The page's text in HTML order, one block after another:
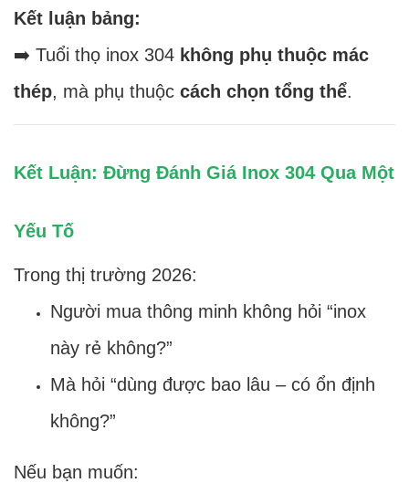
Kết luận bảng:
➡️ Tuổi thọ inox 304 không phụ thuộc mác
thép, mà phụ thuộc cách chọn tổng thể.
Kết Luận: Đừng Đánh Giá Inox 304 Qua Một
Yếu Tố
Trong thị trường 2026:
Người mua thông minh không hỏi “inox
này rẻ không?”
Mà hỏi “dùng được bao lâu – có ổn định
không?”
Nếu bạn muốn: